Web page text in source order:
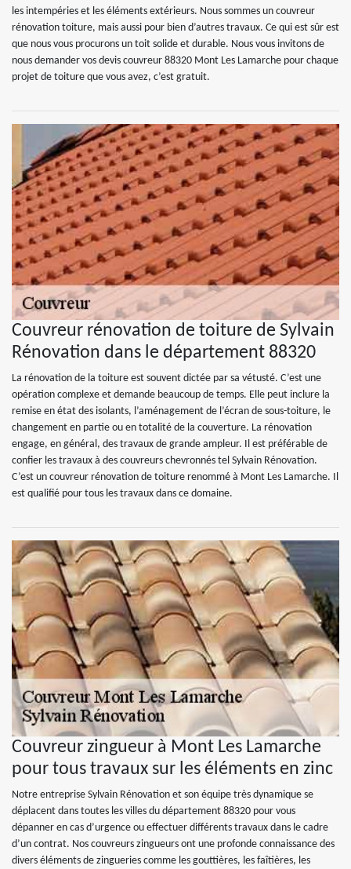
les intempéries et les éléments extérieurs. Nous sommes un couvreur
rénovation toiture, mais aussi pour bien d’autres travaux. Ce qui est sûr est
que nous vous procurons un toit solide et durable. Nous vous invitons de
nous demander vos devis couvreur 88320 Mont Les Lamarche pour chaque
projet de toiture que vous avez, c’est gratuit.
Couvreur rénovation de toiture de Sylvain
Rénovation dans le département 88320
La rénovation de la toiture est souvent dictée par sa vétusté. C’est une
opération complexe et demande beaucoup de temps. Elle peut inclure la
remise en état des isolants, l’aménagement de l’écran de sous-toiture, le
changement en partie ou en totalité de la couverture. La rénovation
engage, en général, des travaux de grande ampleur. Il est préférable de
confier les travaux à des couvreurs chevronnés tel Sylvain Rénovation.
C’est un couvreur rénovation de toiture renommé à Mont Les Lamarche. Il
est qualifié pour tous les travaux dans ce domaine.
Couvreur zingueur à Mont Les Lamarche
pour tous travaux sur les éléments en zinc
Notre entreprise Sylvain Rénovation et son équipe très dynamique se
déplacent dans toutes les villes du département 88320 pour vous
dépanner en cas d’urgence ou effectuer différents travaux dans le cadre
d’un contrat. Nos couvreurs zingueurs ont une profonde connaissance des
divers éléments de zingueries comme les gouttières, les faîtières, les